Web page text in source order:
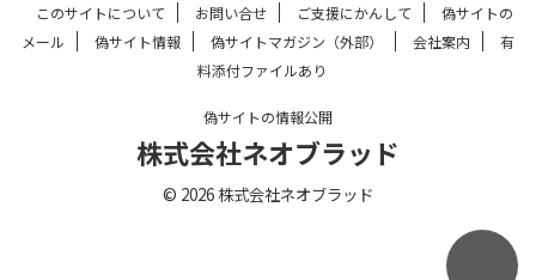
このサイトについて お問い合せ ご支援にかんして
偽サイトの
メール
偽サイト情報 偽サイトマガジン（外部） 会社案内
有
料添付ファイルあり
偽サイトの情報公開
株式会社ネオブラッド
© 2026 株式会社ネオブラッド